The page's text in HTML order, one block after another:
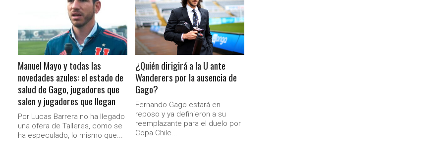
LEER MÁS
Manuel Mayo y todas las
novedades azules: el estado de
salud de Gago, jugadores que
salen y jugadores que llegan
Por Lucas Barrera no ha llegado
una ofera de Talleres, como se
ha especulado, lo mismo que...
LEER MÁS
¿Quién dirigirá a la U ante
Wanderers por la ausencia de
Gago?
Fernando Gago estará en
reposo y ya definieron a su
reemplazante para el duelo por
Copa Chile...